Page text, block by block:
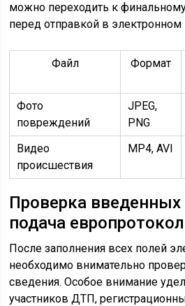
можно переходить к
перед отправкой в электронном
Файл Формат
Фото
повреждений
JPEG,
PNG
Видео
происшествия
MP4, AVI
Проверка
подача
После заполнения всех полей
необходимо внимательно
сведения. Особое внимание
участников ДТП,